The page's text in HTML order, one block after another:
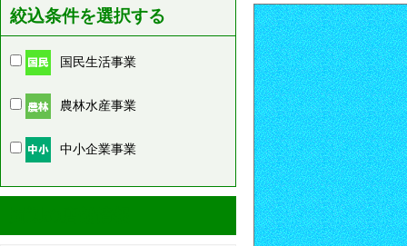
絞込条件を選択する
国民生活事業
農林水産事業
中小企業事業